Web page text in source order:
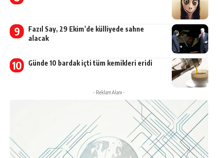
Fazıl Say, 29 Ekim’de külliyede sahne
alacak
Günde 10 bardak içti tüm kemikleri eridi
- Reklam Alanı -